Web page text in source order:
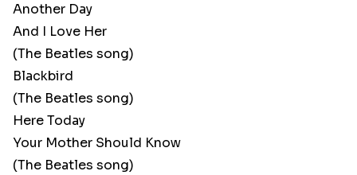
Another Day
And I Love Her
(The Beatles song)
Blackbird
(The Beatles song)
Here Today
Your Mother Should Know
(The Beatles song)